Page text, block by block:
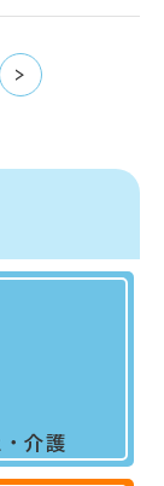
>
介護